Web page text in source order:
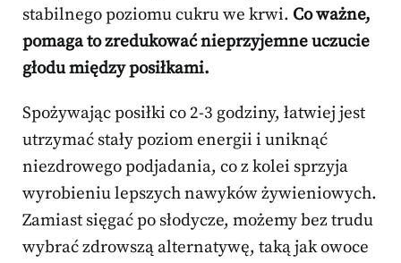
stabilnego poziomu cukru we krwi. Co ważne,
pomaga to zredukować nieprzyjemne uczucie
głodu między posiłkami.
Spożywając posiłki co 2-3 godziny, łatwiej jest
utrzymać stały poziom energii i uniknąć
niezdrowego podjadania, co z kolei sprzyja
wyrobieniu lepszych nawyków żywieniowych.
Zamiast sięgać po słodycze, możemy bez trudu
wybrać zdrowszą alternatywę, taką jak owoce